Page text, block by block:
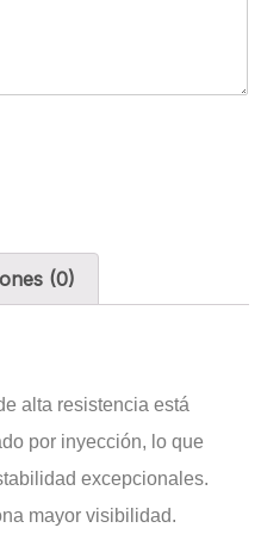
(0)
alta resistencia está
por inyección, lo que
excepcionales.
mayor visibilidad.